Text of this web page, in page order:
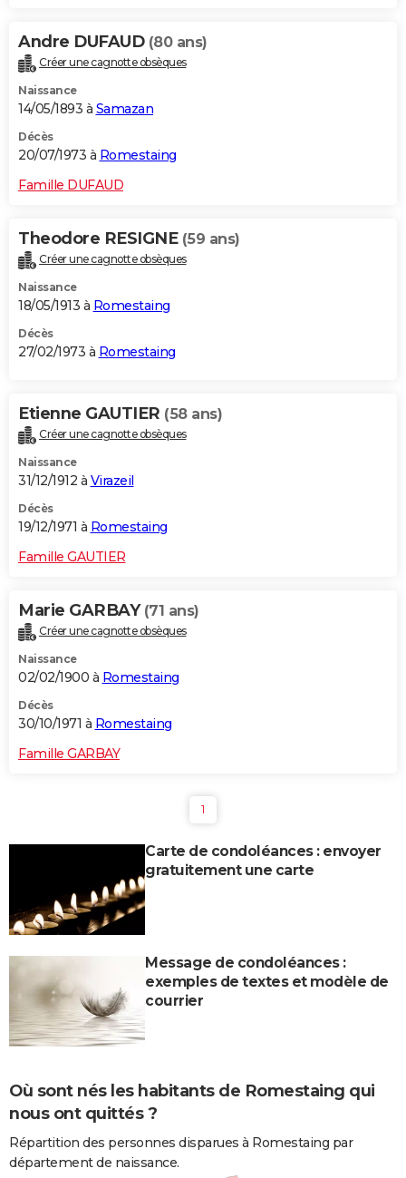
Andre DUFAUD (80 ans)
Créer une cagnotte obsèques
Naissance
14/05/1893 à Samazan
Décès
20/07/1973 à Romestaing
Famille DUFAUD
Theodore RESIGNE (59 ans)
Créer une cagnotte obsèques
Naissance
18/05/1913 à Romestaing
Décès
27/02/1973 à Romestaing
Etienne GAUTIER (58 ans)
Créer une cagnotte obsèques
Naissance
31/12/1912 à Virazeil
Décès
19/12/1971 à Romestaing
Famille GAUTIER
Marie GARBAY (71 ans)
Créer une cagnotte obsèques
Naissance
02/02/1900 à Romestaing
Décès
30/10/1971 à Romestaing
Famille GARBAY
1
Carte de condoléances : envoyer
gratuitement une carte
Message de condoléances :
exemples de textes et modèle de
courrier
Où sont nés les habitants de Romestaing qui
nous ont quittés ?
Répartition des personnes disparues à Romestaing par
département de naissance.